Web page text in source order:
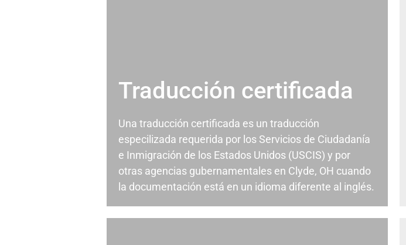
Traducción certificada
Una traducción certificada es un traducción
especilizada requerida por los Servicios de Ciudadanía
e Inmigración de los Estados Unidos (USCIS) y por
otras agencias gubernamentales en Clyde, OH cuando
la documentación está en un idioma diferente al inglés.